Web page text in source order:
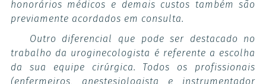
honorários médicos e demais custos também são
previamente acordados em consulta.
Outro diferencial que pode ser destacado no
trabalho da uroginecologista é referente a escolha
da sua equipe cirúrgica. Todos os profissionais
(enfermeiros, anestesiologista e instrumentador